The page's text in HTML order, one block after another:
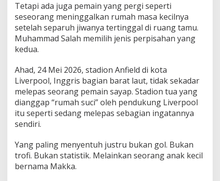
Tetapi ada juga pemain yang pergi seperti
seseorang meninggalkan rumah masa kecilnya
setelah separuh jiwanya tertinggal di ruang tamu.
Muhammad Salah memilih jenis perpisahan yang
kedua.
Ahad, 24 Mei 2026, stadion Anfield di kota
Liverpool, Inggris bagian barat laut, tidak sekadar
melepas seorang pemain sayap. Stadion tua yang
dianggap “rumah suci” oleh pendukung Liverpool
itu seperti sedang melepas sebagian ingatannya
sendiri.
Yang paling menyentuh justru bukan gol. Bukan
trofi. Bukan statistik. Melainkan seorang anak kecil
bernama Makka.